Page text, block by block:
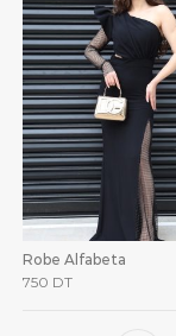
Robe Alfabeta
750 DT